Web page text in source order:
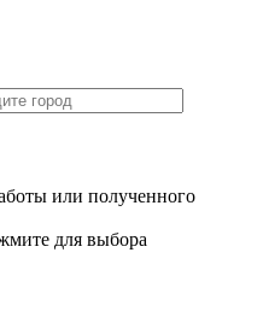
или полученного
для выбора